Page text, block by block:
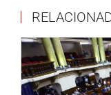
Facebook:https://
Twitter:https://